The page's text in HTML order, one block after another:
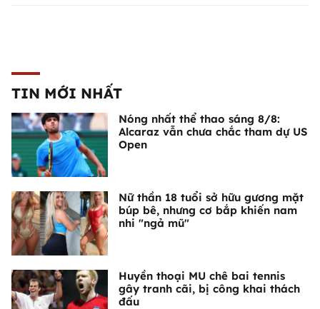
TIN MỚI NHẤT
Nóng nhất thể thao sáng 8/8:
Alcaraz vẫn chưa chắc tham dự US
Open
Nữ thần 18 tuổi sở hữu gương mặt
búp bê, nhưng cơ bắp khiến nam
nhi "ngả mũ"
Huyền thoại MU chê bai tennis
gây tranh cãi, bị công khai thách
đấu